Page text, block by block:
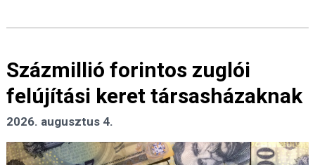
Százmillió forintos zuglói
felújítási keret társasházaknak
2026. augusztus 4.